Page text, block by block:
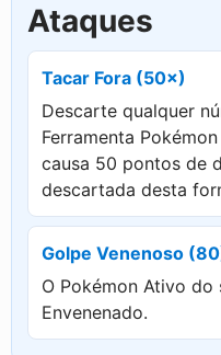
Ataques
Tacar Fora (50×)
Descarte qualquer
Ferramenta
causa 50 pontos de
descartada desta
Golpe Venenoso
O Pokémon Ativo do
Envenenado.